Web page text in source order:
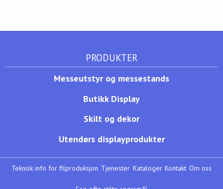
PRODUKTER
Messeutstyr og messestands
Butikk Display
Skilt og dekor
Utendørs displayprodukter
Teknisk info for filproduksjon Tjenester Kataloger Kontakt Om oss